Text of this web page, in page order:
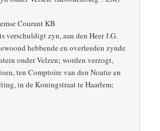
Courant KB
verschuldigt zyn, aan den Heer J.G.
hebbende en overleeden zynde
onder Velzen; worden verzogt,
ten Comptoire van den Noatie en
in de Koningstraat te Haarlem;